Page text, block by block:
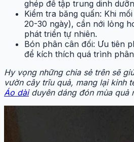
ghép để tập trung dinh
Kiểm tra băng quấn: Khi
20-30 ngày), cần nới lỏng
phát triển tự nhiên.
Bón phân cân đối: Ưu tiên
để kích thích quá trình
Hy vọng những chia sẻ trên sẽ
vườn cây trĩu quả, mang lại kinh
Áo dàiduyên dáng đón mùa quả